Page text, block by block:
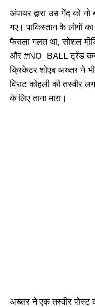
अंपायर द्वारा उस गेंद को नो
गए। पाकिस्तान के लोगों
फैसला गलत था, सोशल
और #NO_BALL ट्रेंड करने
क्रिकेटर शोएब अख्तर ने
विराट कोहली की तस्वीर
के लिए ताना मारा।
अख्तर ने एक तस्वीर पोस्ट